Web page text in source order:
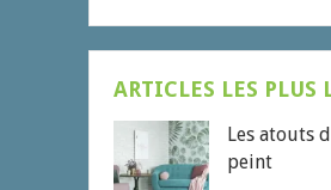
ARTICLES LES PLUS
Les atouts
peint